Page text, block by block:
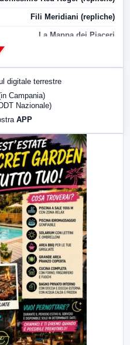
Fili Meridiani (repliche)
La Mappa dei Piaceri
LabNews (replica)
digitale terrestre
Campania)
Nazionale)
APP